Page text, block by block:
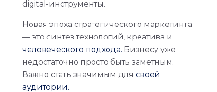
digital-инструменты.
Новая эпоха стратегического маркетинга
— это синтез технологий, креатива и
человеческого подхода. Бизнесу уже
недостаточно просто быть заметным.
Важно стать значимым для своей
аудитории.